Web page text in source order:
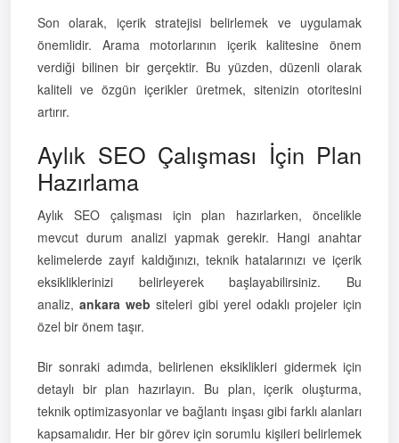
Son olarak, içerik stratejisi belirlemek ve uygulamak
önemlidir. Arama motorlarının içerik kalitesine önem
verdiği bilinen bir gerçektir. Bu yüzden, düzenli olarak
kaliteli ve özgün içerikler üretmek, sitenizin otoritesini
artırır.
Aylık SEO Çalışması İçin Plan
Hazırlama
Aylık SEO çalışması için plan hazırlarken, öncelikle
mevcut durum analizi yapmak gerekir. Hangi anahtar
kelimelerde zayıf kaldığınızı, teknik hatalarınızı ve içerik
eksikliklerinizi belirleyerek başlayabilirsiniz. Bu
analiz,ankara web siteleri gibi yerel odaklı projeler için
özel bir önem taşır.
Bir sonraki adımda, belirlenen eksiklikleri gidermek için
detaylı bir plan hazırlayın. Bu plan, içerik oluşturma,
teknik optimizasyonlar ve bağlantı inşası gibi farklı alanları
kapsamalıdır. Her bir görev için sorumlu kişileri belirlemek